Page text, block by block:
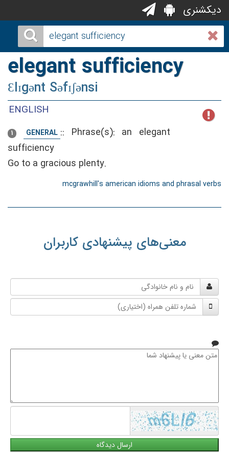
دیکشنری
elegant sufficiency
Ɛlɪgənt Səfɪʃənsi
ENGLISH
1 GENERAL :: Phrase(s): an elegant
sufficiency
Go to a gracious plenty.
mcgrawhill's american idioms and phrasal verbs
معنی‌های پیشنهادی کاربران
و
نام
خانوادگی
شماره
تلفن
متن